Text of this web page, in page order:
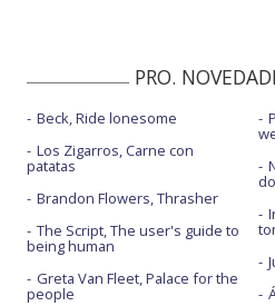
PRO.
Beck, Ride lonesome
Los Zigarros, Carne con
patatas
Brandon Flowers, Thrasher
The Script, The user's guide to
being human
Greta Van Fleet, Palace for the
people